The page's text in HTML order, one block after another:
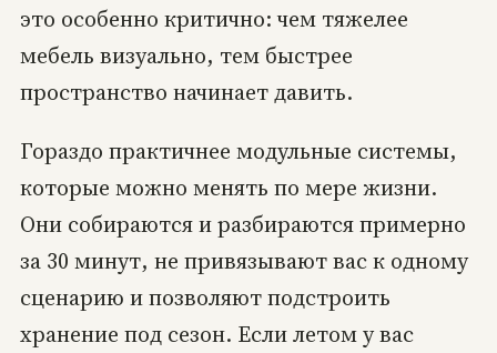
это особенно критично: чем тяжелее
мебель визуально, тем быстрее
пространство начинает давить.
Гораздо практичнее модульные системы,
которые можно менять по мере жизни.
Они собираются и разбираются примерно
за 30 минут, не привязывают вас к одному
сценарию и позволяют подстроить
хранение под сезон. Если летом у вас